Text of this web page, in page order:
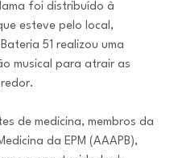
foi distribuído à
esteve pelo local,
51 realizou uma
musical para atrair as
de medicina, membros da
da EPM (AAAPB),